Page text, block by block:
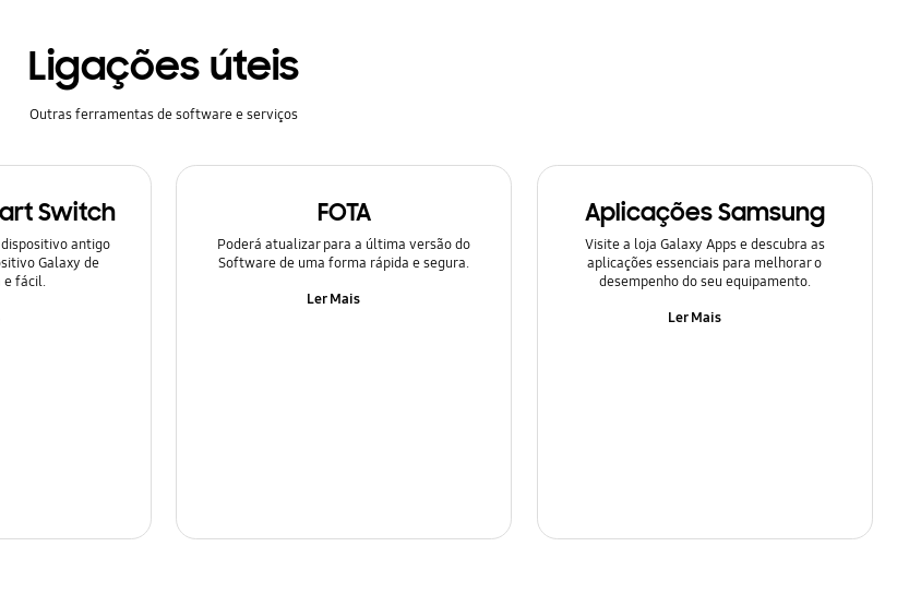
Ligações úteis
Outras ferramentas de software e serviços
Switch
antigo
Galaxy de
e fácil.
FOTA
Poderá atualizar para a última versão do
Software de uma forma rápida e segura.
Ler Mais
Aplicações Samsung
Visite a loja Galaxy Apps e descubra as
aplicações essenciais para melhorar o
desempenho do seu equipamento.
Ler Mais